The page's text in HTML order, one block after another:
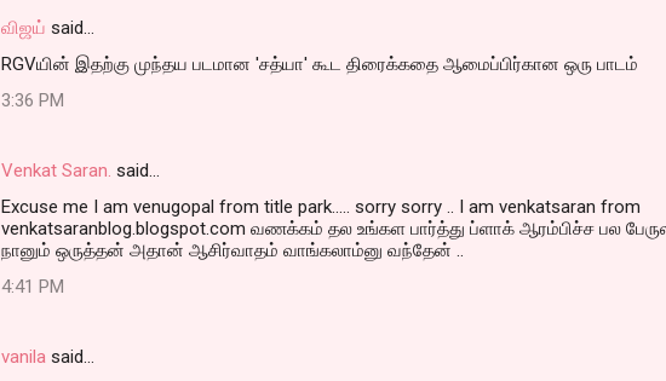
விஜய் said…
RGVயின் இதற்கு முந்தய படமான 'சத்யா' கூட திரைக்கதை ஆமைப்பிர்கான ஒரு பாடம்
3:36 PM
Venkat Saran. said…
Excuse me I am venugopal from title park..... sorry sorry .. I am venkatsaran from
venkatsaranblog.blogspot.com வணக்கம் தல உங்கள பார்த்து ப்ளாக் ஆரம்பிச்ச பல
நானும் ஒருத்தன் அதான் ஆசிர்வாதம் வாங்கலாம்னு வந்தேன் ..
4:41 PM
vanila said…